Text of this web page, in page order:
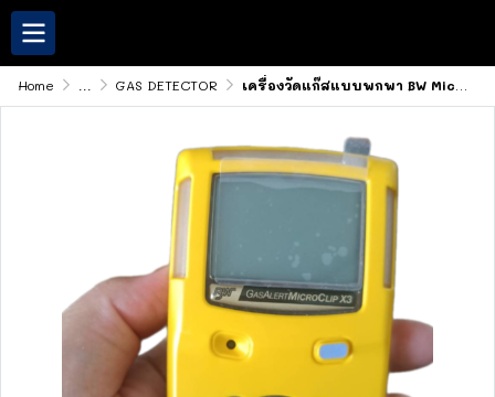
Home GAS DETECTOR เครื่องวัดแก๊สแบบพกพา BW MicroClip X3